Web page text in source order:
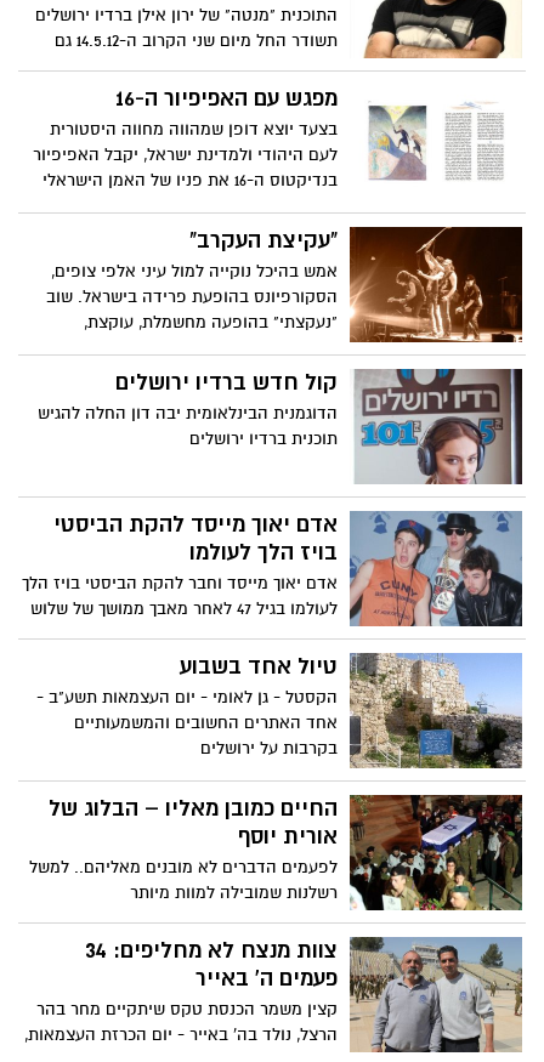
התוכנית "מנטה" של ירון אילן ברדיו ירושלים
תשודר החל מיום שני הקרוב ה-14.5.12 גם
בערוץ 24 בשידור חי
מפגש עם האפיפיור ה-16
בצעד יוצא דופן שמהווה מחווה היסטורית
לעם היהודי ולמדינת ישראל, יקבל האפיפיור
בנדיקטוס ה-16 את פניו של האמן הישראלי
ספר תורה מאויר בציוריו. למעמד המרגש
בוותיקן יצטרף גם שגריר ישראל לוותיקן,
מרדכי לוי
"עקיצת העקרב"
אמש בהיכל נוקייה למול עיני אלפי צופים,
הסקורפיונס בהופעת פרידה בישראל. שוב
"נעקצתי" בהופעה מחשמלת, עוקצת,
קול חדש ברדיו ירושלים
הדוגמנית הבינלאומית יבה דון החלה להגיש
תוכנית ברדיו ירושלים
אדם יאוך מייסד להקת הביסטי
בויז הלך לעולמו
אדם יאוך מייסד וחבר להקת הביסטי בויז הלך
לעולמו בגיל 47 לאחר מאבך ממושך של שלוש
שנים במחלת הסרטן
טיול אחד בשבוע
הקסטל - גן לאומי - יום העצמאות תשע"ב -
אחד האתרים החשובים והמשמעותיים
בקרבות על ירושלים
החיים כמובן מאליו – הבלוג של
אורית יוסף
לפעמים הדברים לא מובנים מאליהם.. למשל
רשלנות שמובילה למוות מיותר
צוות מנצח לא מחליפים: 34
פעמים ה' באייר
קצין משמר הכנסת טקס שיתקיים מחר בהר
הרצל, נולד בה' באייר - יום הכרזת העצמאות,